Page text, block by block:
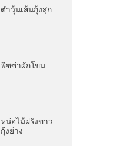
ตำวุ้นเส้นกุ้งสุก
พิซซ่าผักโขม
หน่อไม้ฝรั่งขาว
กุ้งย่าง